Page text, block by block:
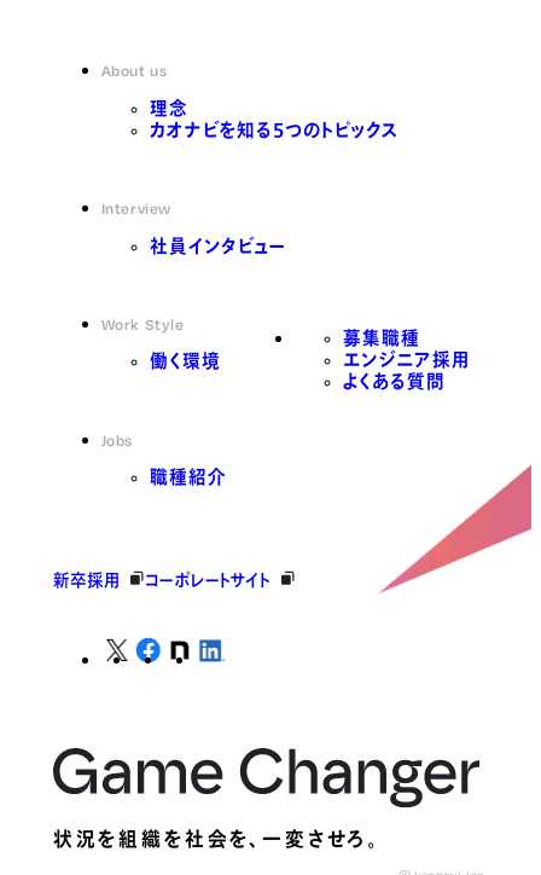
About us
理念
カオナビを知る5つのトピックス
Interview
社員インタビュー
Work Style
働く環境
Jobs
職種紹介
募集職種
エンジニア採用
よくある質問
新卒採用 コーポレートサイト
状況を組織を社会を、一変させろ。